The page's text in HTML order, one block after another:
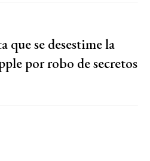
que se desestime la
por robo de secretos